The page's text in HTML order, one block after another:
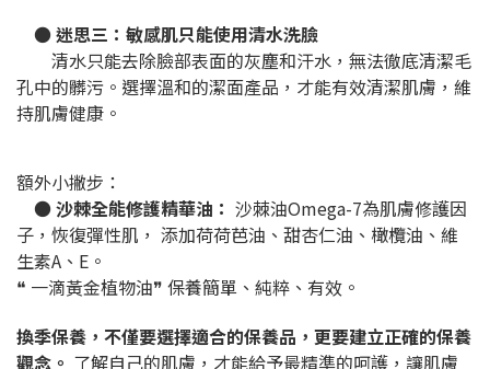
● 迷思三：敏感肌只能使用清水洗臉
清水只能去除臉部表面的灰塵和汗水，無法徹底清潔毛
孔中的髒污。選擇溫和的潔面產品，才能有效清潔肌膚，維
持肌膚健康。
額外小撇步：
● 沙棘全能修護精華油： 沙棘油Omega-7為肌膚修護因
子，恢復彈性肌， 添加荷荷芭油、甜杏仁油、橄欖油、維
生素A、E。
❝ 一滴黃金植物油❞ 保養簡單、純粹、有效。
換季保養，不僅要選擇適合的保養品，更要建立正確的保養
觀念。 了解自己的肌膚，才能給予最精準的呵護，讓肌膚